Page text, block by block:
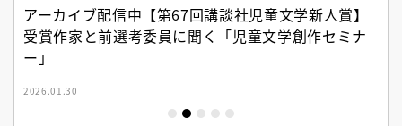
アーカイブ配信中【第67回講談社児童文学新人賞】
受賞作家と前選考委員に聞く「児童文学創作セミナ
ー」
2026.01.30